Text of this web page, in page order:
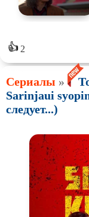
👍2
Сериалы »
Sarinjaui
следует...)